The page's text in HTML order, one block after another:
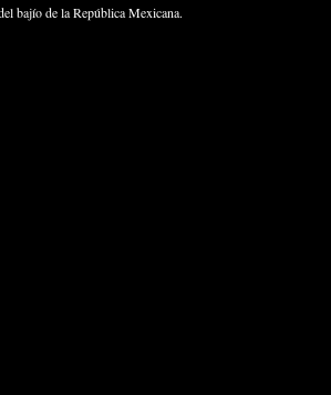
bajío de la República Mexicana.